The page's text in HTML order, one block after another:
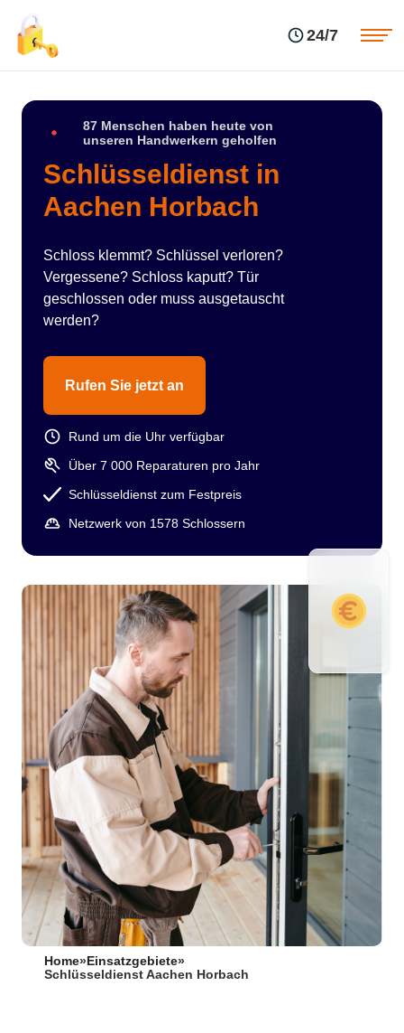
24/7
87 Menschen haben heute von
unseren Handwerkern geholfen
Schlüsseldienst in
Aachen Horbach
Schloss klemmt? Schlüssel verloren?
Vergessene? Schloss kaputt? Tür
geschlossen oder muss ausgetauscht
werden?
Rufen Sie jetzt an
Rund um die Uhr verfügbar
Über 7 000 Reparaturen pro Jahr
Schlüsseldienst zum Festpreis
Netzwerk von 1578 Schlossern
Home» Einsatzgebiete»
Schlüsseldienst Aachen Horbach